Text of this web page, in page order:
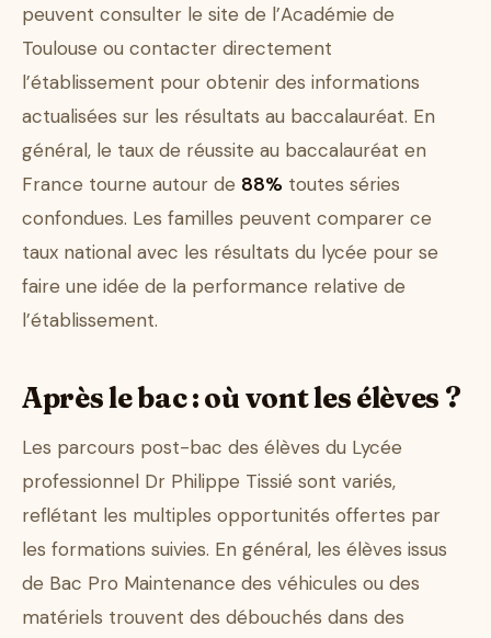
peuvent consulter le site de l’Académie de
Toulouse ou contacter directement
l’établissement pour obtenir des informations
actualisées sur les résultats au baccalauréat. En
général, le taux de réussite au baccalauréat en
France tourne autour de 88% toutes séries
confondues. Les familles peuvent comparer ce
taux national avec les résultats du lycée pour se
faire une idée de la performance relative de
l’établissement.
Après le bac : où vont les élèves ?
Les parcours post-bac des élèves du Lycée
professionnel Dr Philippe Tissié sont variés,
reflétant les multiples opportunités offertes par
les formations suivies. En général, les élèves issus
de Bac Pro Maintenance des véhicules ou des
matériels trouvent des débouchés dans des